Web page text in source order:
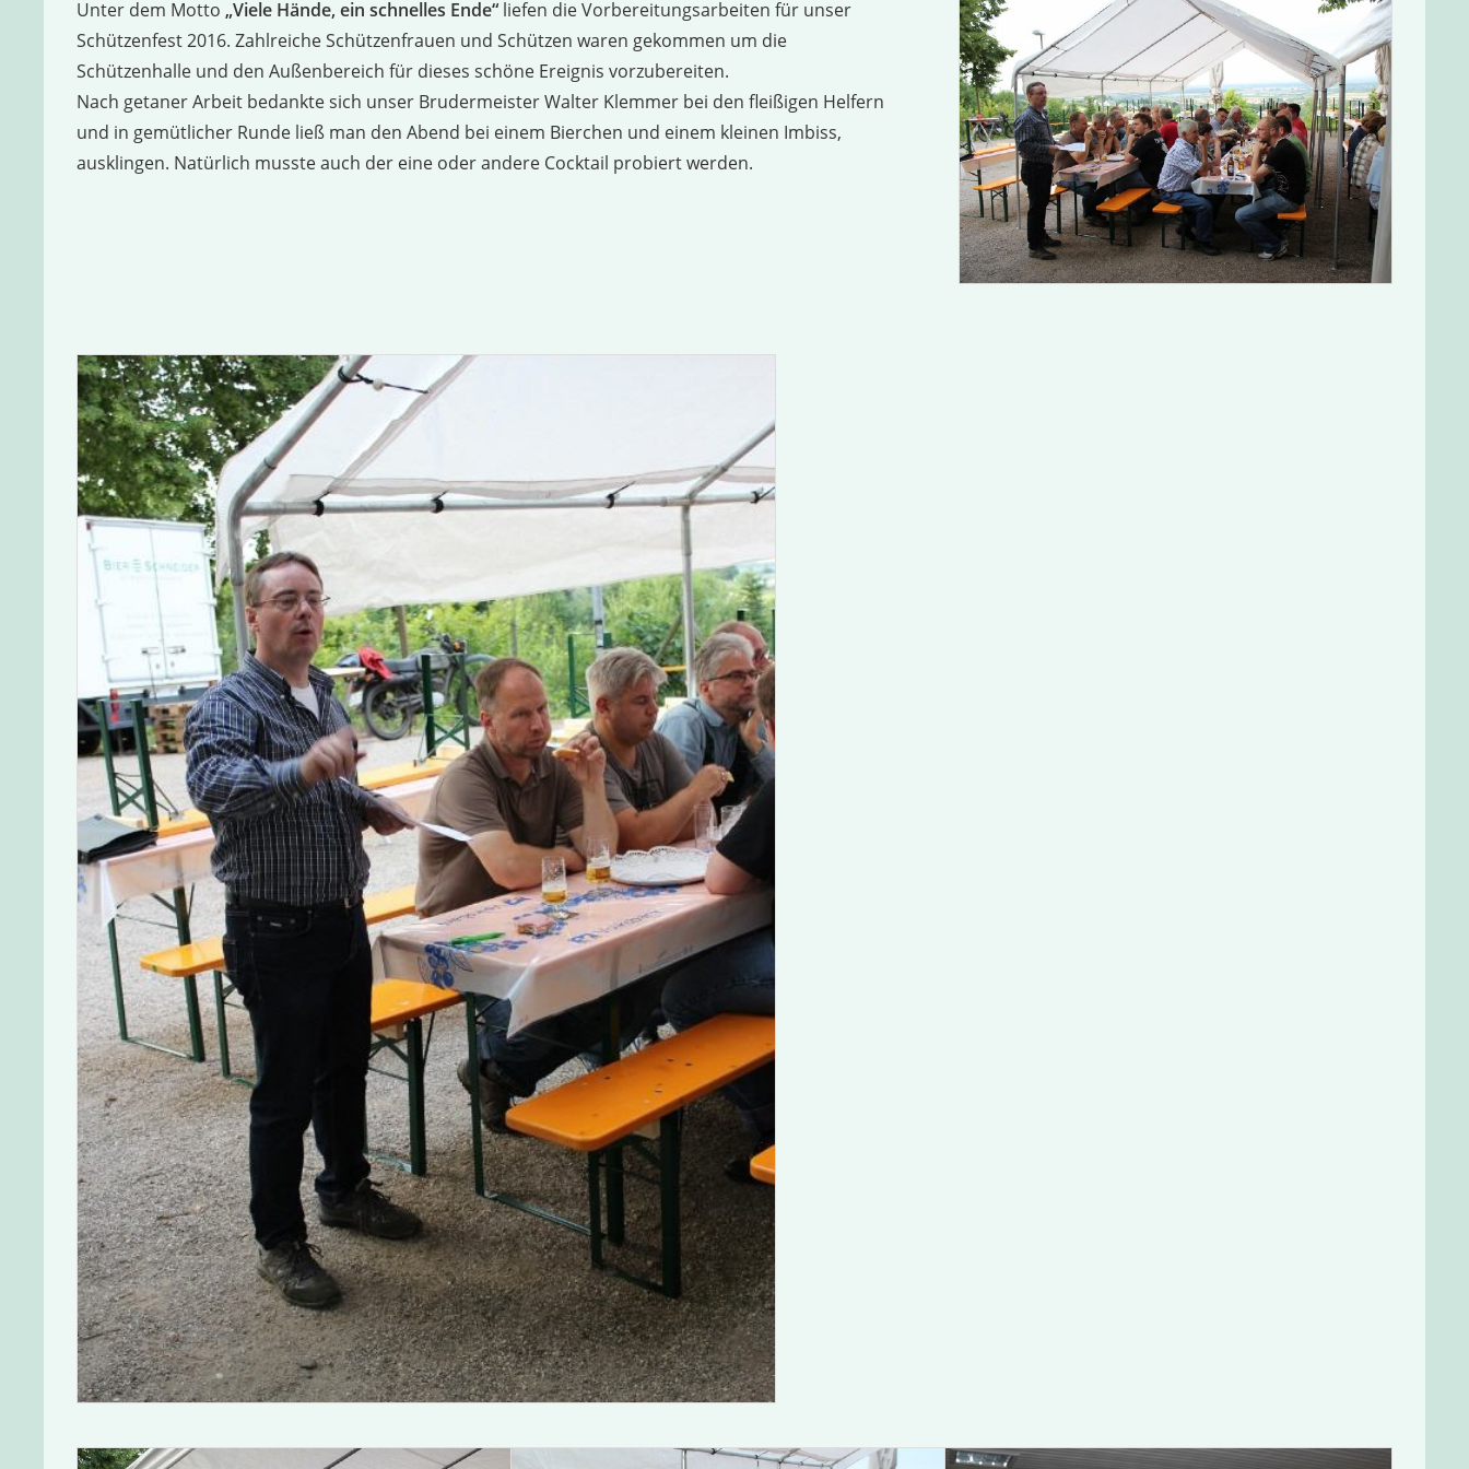
Unter dem Motto „Viele Hände, ein schnelles Ende“ liefen die Vorbereitungsarbeiten für unser
Schützenfest 2016. Zahlreiche Schützenfrauen und Schützen waren gekommen um die
Schützenhalle und den Außenbereich für dieses schöne Ereignis vorzubereiten.
Nach getaner Arbeit bedankte sich unser Brudermeister Walter Klemmer bei den fleißigen Helfern
und in gemütlicher Runde ließ man den Abend bei einem Bierchen und einem kleinen Imbiss,
ausklingen. Natürlich musste auch der eine oder andere Cocktail probiert werden.